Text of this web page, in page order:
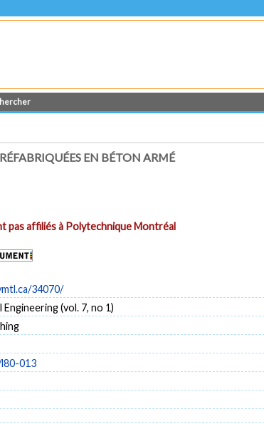
EN BÉTON ARMÉ
pas affiliés à Polytechnique Montréal
34070/
(vol. 7, no 1)
013